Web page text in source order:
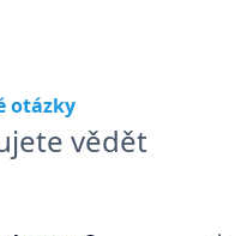
otázky
vědět